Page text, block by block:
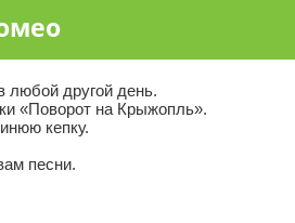
любой другой день.
«Поворот на Крыжопль».
кепку.
песни.